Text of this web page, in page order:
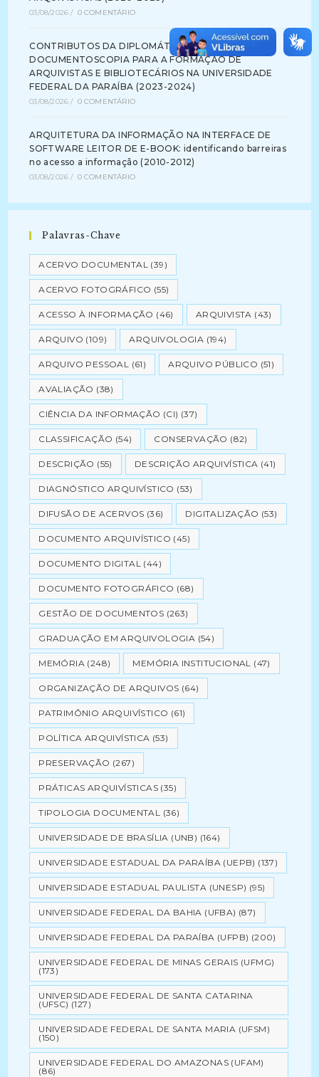
03/08/2026 / 0 COMENTÁRIO
CONTRIBUTOS DA DIPLOMÁTICA E DA
DOCUMENTOSCOPIA PARA A FORMAÇÃO DE
ARQUIVISTAS E BIBLIOTECÁRIOS NA UNIVERSIDADE
FEDERAL DA PARAÍBA (2023-2024)
03/08/2026 / 0 COMENTÁRIO
ARQUITETURA DA INFORMAÇÃO NA INTERFACE DE
SOFTWARE LEITOR DE E-BOOK: identificando barreiras
no acesso a informação (2010-2012)
03/08/2026 / 0 COMENTÁRIO
Palavras-Chave
ACERVO DOCUMENTAL (39)
ACERVO FOTOGRÁFICO (55)
ACESSO À INFORMAÇÃO (46) ARQUIVISTA (43)
ARQUIVO (109) ARQUIVOLOGIA (194)
ARQUIVO PESSOAL (61) ARQUIVO PÚBLICO (51)
AVALIAÇÃO (38)
CIÊNCIA DA INFORMAÇÃO (CI) (37)
CLASSIFICAÇÃO (54) CONSERVAÇÃO (82)
DESCRIÇÃO (55) DESCRIÇÃO ARQUIVÍSTICA (41)
DIAGNÓSTICO ARQUIVÍSTICO (53)
DIFUSÃO DE ACERVOS (36) DIGITALIZAÇÃO (53)
DOCUMENTO ARQUIVÍSTICO (45)
DOCUMENTO DIGITAL (44)
DOCUMENTO FOTOGRÁFICO (68)
GESTÃO DE DOCUMENTOS (263)
GRADUAÇÃO EM ARQUIVOLOGIA (54)
MEMÓRIA (248) MEMÓRIA INSTITUCIONAL (47)
ORGANIZAÇÃO DE ARQUIVOS (64)
PATRIMÔNIO ARQUIVÍSTICO (61)
POLÍTICA ARQUIVÍSTICA (53)
PRESERVAÇÃO (267)
PRÁTICAS ARQUIVÍSTICAS (35)
TIPOLOGIA DOCUMENTAL (36)
UNIVERSIDADE DE BRASÍLIA (UNB) (164)
UNIVERSIDADE ESTADUAL DA PARAÍBA (UEPB) (137)
UNIVERSIDADE ESTADUAL PAULISTA (UNESP) (95)
UNIVERSIDADE FEDERAL DA BAHIA (UFBA) (87)
UNIVERSIDADE FEDERAL DA PARAÍBA (UFPB) (200)
UNIVERSIDADE FEDERAL DE MINAS GERAIS (UFMG)
(173)
UNIVERSIDADE FEDERAL DE SANTA CATARINA
(UFSC) (127)
UNIVERSIDADE FEDERAL DE SANTA MARIA (UFSM)
(150)
UNIVERSIDADE FEDERAL DO AMAZONAS (UFAM)
(86)